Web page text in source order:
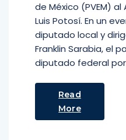
de México (PVEM)
Luis Potosí. En un
diputado local y
Franklin Sarabia, el
diputado federal
Read
More